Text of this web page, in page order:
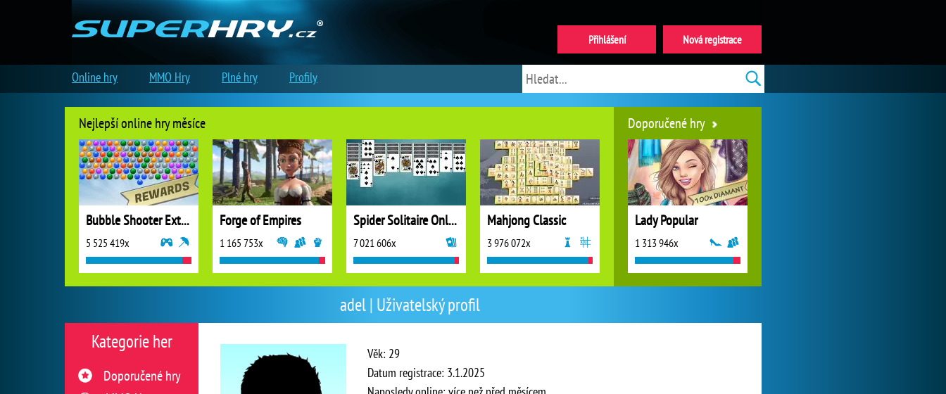
adel | Uživatelský profil
Věk: 29
Datum registrace: 3.1.2025
Kategorie her
Doporučené hry
Nejlepší online hry měsíce
Bubble Shooter Extreme
5 525 419x
Forge of Empires
1 165 753x
Spider Solitaire Online
7 021 606x
Mahjong Classic
3 976 072x
Doporučené hry
Lady Popular
1 313 946x
Nová registrace
Přihlášení
Online hry MMO Hry Plné hry Profily